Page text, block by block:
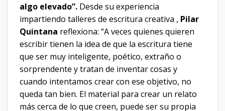
algo elevado”. Desde su experiencia
impartiendo talleres de escritura creativa , Pilar
Quintana reflexiona: “A veces quienes quieren
escribir tienen la idea de que la escritura tiene
que ser muy inteligente, poético, extraño o
sorprendente y tratan de inventar cosas y
cuando intentamos crear con ese objetivo, no
queda tan bien. El material para crear un relato
más cerca de lo que creen, puede ser su propia